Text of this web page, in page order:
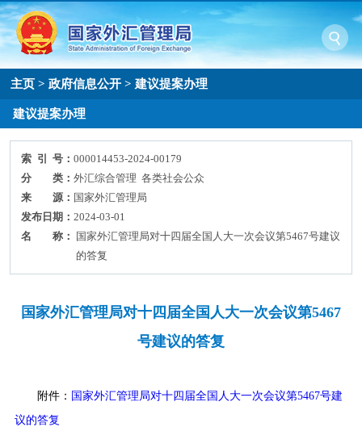
主页 >政府信息公开 >建议提案办理
建议提案办理
索 引 号：000014453-2024-00179
分 类：外汇综合管理 各类社会公众
来 源： 国家外汇管理局
发布日期：2024-03-01
名 称：
国家外汇管理局对十四届全国人大一次会议第5467号建议
的答复
国家外汇管理局对十四届全国人大一次会议第5467
号建议的答复
附件： 国家外汇管理局对十四届全国人大一次会议第5467号建
议的答复